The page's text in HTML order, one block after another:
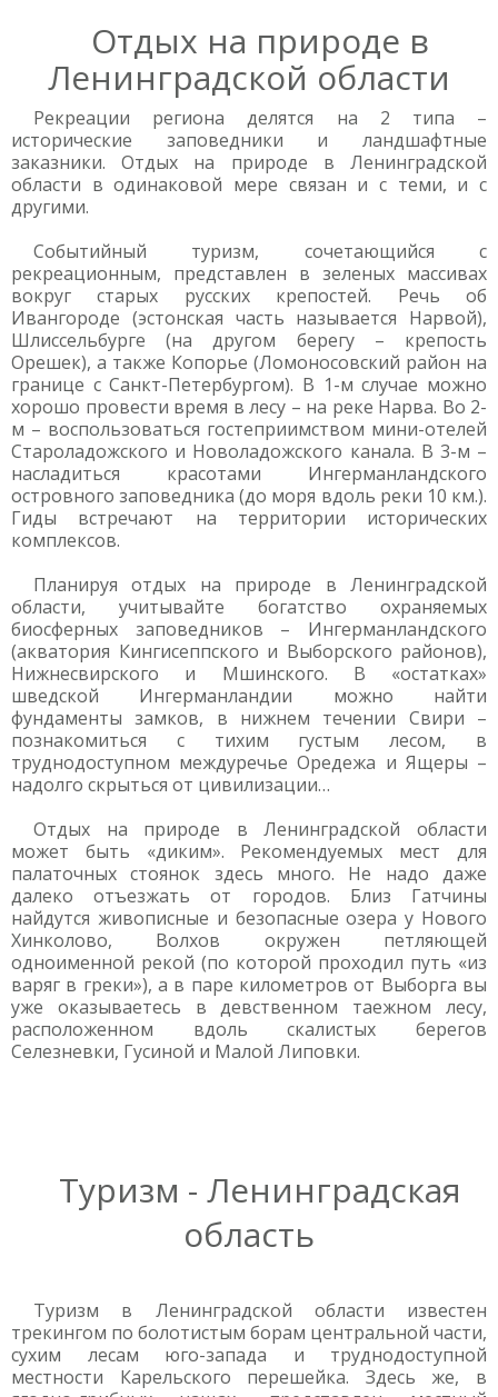
Отдых на природе в
Ленинградской области
Рекреации региона делятся на 2 типа –
исторические заповедники и ландшафтные
заказники. Отдых на природе в Ленинградской
области в одинаковой мере связан и с теми, и с
другими.
Событийный туризм, сочетающийся с
рекреационным, представлен в зеленых массивах
вокруг старых русских крепостей. Речь об
Ивангороде (эстонская часть называется Нарвой),
Шлиссельбурге (на другом берегу – крепость
Орешек), а также Копорье (Ломоносовский район на
границе с Санкт-Петербургом). В 1-м случае можно
хорошо провести время в лесу – на реке Нарва. Во 2-
м – воспользоваться гостеприимством мини-отелей
Староладожского и Новоладожского канала. В 3-м –
насладиться красотами Ингерманландского
островного заповедника (до моря вдоль реки 10 км.).
Гиды встречают на территории исторических
комплексов.
Планируя отдых на природе в Ленинградской
области, учитывайте богатство охраняемых
биосферных заповедников – Ингерманландского
(акватория Кингисеппского и Выборского районов),
Нижнесвирского и Мшинского. В «остатках»
шведской Ингерманландии можно найти
фундаменты замков, в нижнем течении Свири –
познакомиться с тихим густым лесом, в
труднодоступном междуречье Оредежа и Ящеры –
надолго скрыться от цивилизации…
Отдых на природе в Ленинградской области
может быть «диким». Рекомендуемых мест для
палаточных стоянок здесь много. Не надо даже
далеко отъезжать от городов. Близ Гатчины
найдутся живописные и безопасные озера у Нового
Хинколово, Волхов окружен петляющей
одноименной рекой (по которой проходил путь «из
варяг в греки»), а в паре километров от Выборга вы
уже оказываетесь в девственном таежном лесу,
расположенном вдоль скалистых берегов
Селезневки, Гусиной и Малой Липовки.
Туризм - Ленинградская
область
Туризм в Ленинградской области известен
трекингом по болотистым борам центральной части,
сухим лесам юго-запада и труднодоступной
местности Карельского перешейка. Здесь же, в